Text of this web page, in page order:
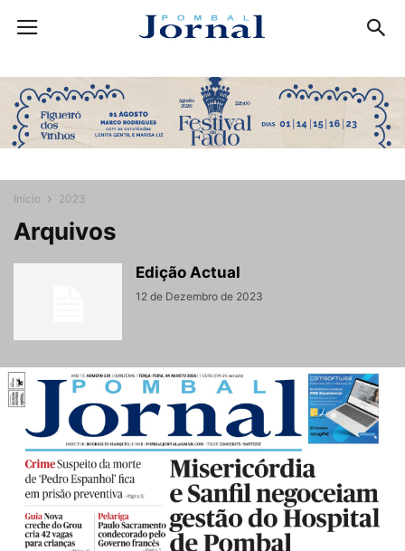
Início 2023
Arquivos
Edição Actual
12 de Dezembro de 2023